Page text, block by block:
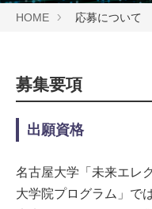
HOME 応募について
募集要項
出願資格
名古屋大学「未来エレ
大学院プログラム」で